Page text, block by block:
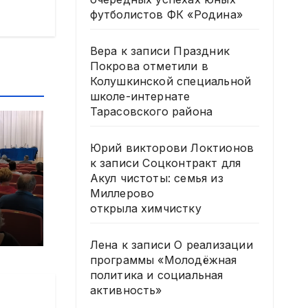
футболистов ФК «Родина»
Вера к записи Праздник
Покрова отметили в
Колушкинской специальной
школе-интернате
Тарасовского района
Юрий викторови Локтионов
к записиСоцконтракт для
Акул чистоты: семья из
Миллерово
открыла химчистку
Лена к записиО реализации
программы «Молодёжная
политика и социальная
активность»